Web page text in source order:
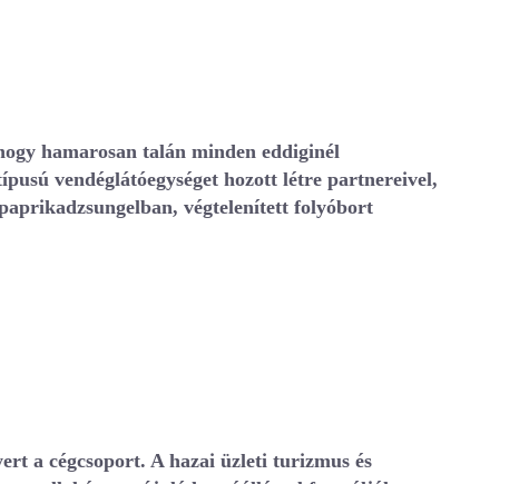
hamarosan talán minden eddiginél
vendéglátóegységet hozott létre partnereivel,
végtelenített folyóbort
a cégcsoport. A hazai üzleti turizmus és